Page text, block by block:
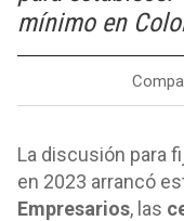
mínimo en
La discusión para
en 2023 arrancó
Empresarios, las